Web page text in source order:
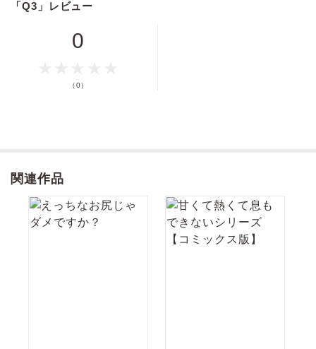
「Q3」レビュー
0
（0）
関連作品
ポイントを消費して購入するにはログイン・会員登録が必要です